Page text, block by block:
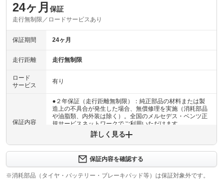
24ヶ月 保証
走行無制限／ロードサービスあり
保証期間 24ヶ月
走行距離 走行無制限
ロード
サービス
有り
保証内容
●２年保証（走行距離無制限）：純正部品の材料または製
造上の不具合が発生した場合、無償修理を実施（消耗部品
や油脂類、内外装は除く）。全国のメルセデス・ベンツ正
規サービスネットワークでご利用いただけます
詳しく見る
保証内容を確認する
※消耗部品（タイヤ・バッテリー・ブレーキパッド等）は保証対象外です。